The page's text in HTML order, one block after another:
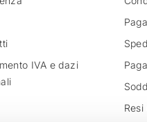
IVA e dazi